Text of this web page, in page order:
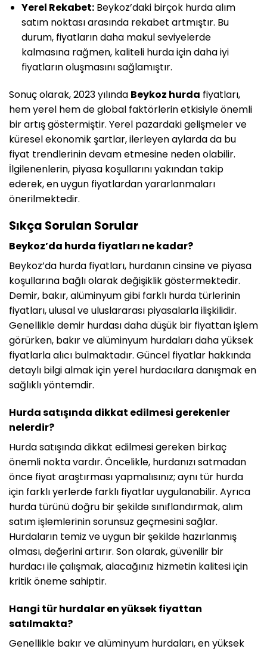
Yerel Rekabet:Beykoz’daki birçok hurda alım
satım noktası arasında rekabet artmıştır. Bu
durum, fiyatların daha makul seviyelerde
kalmasına rağmen, kaliteli hurda için daha iyi
fiyatların oluşmasını sağlamıştır.
Sonuç olarak, 2023 yılında Beykoz hurda fiyatları,
hem yerel hem de global faktörlerin etkisiyle önemli
bir artış göstermiştir. Yerel pazardaki gelişmeler ve
küresel ekonomik şartlar, ilerleyen aylarda da bu
fiyat trendlerinin devam etmesine neden olabilir.
İlgilenenlerin, piyasa koşullarını yakından takip
ederek, en uygun fiyatlardan yararlanmaları
önerilmektedir.
Sıkça Sorulan Sorular
Beykoz’da hurda fiyatları ne kadar?
Beykoz’da hurda fiyatları, hurdanın cinsine ve piyasa
koşullarına bağlı olarak değişiklik göstermektedir.
Demir, bakır, alüminyum gibi farklı hurda türlerinin
fiyatları, ulusal ve uluslararası piyasalarla ilişkilidir.
Genellikle demir hurdası daha düşük bir fiyattan işlem
görürken, bakır ve alüminyum hurdaları daha yüksek
fiyatlarla alıcı bulmaktadır. Güncel fiyatlar hakkında
detaylı bilgi almak için yerel hurdacılara danışmak en
sağlıklı yöntemdir.
Hurda satışında dikkat edilmesi gerekenler
nelerdir?
Hurda satışında dikkat edilmesi gereken birkaç
önemli nokta vardır. Öncelikle, hurdanızı satmadan
önce fiyat araştırması yapmalısınız; aynı tür hurda
için farklı yerlerde farklı fiyatlar uygulanabilir. Ayrıca
hurda türünü doğru bir şekilde sınıflandırmak, alım
satım işlemlerinin sorunsuz geçmesini sağlar.
Hurdaların temiz ve uygun bir şekilde hazırlanmış
olması, değerini artırır. Son olarak, güvenilir bir
hurdacı ile çalışmak, alacağınız hizmetin kalitesi için
kritik öneme sahiptir.
Hangi tür hurdalar en yüksek fiyattan
satılmakta?
Genellikle bakır ve alüminyum hurdaları, en yüksek